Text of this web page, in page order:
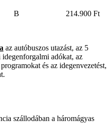
B 214.900 Ft
az autóbuszos utazást, az 5
adókat, az
és az idegenvezetést,
szállodában a háromágyas